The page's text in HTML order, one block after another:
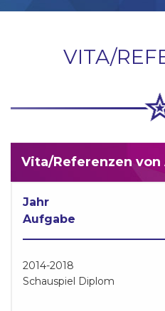
VITA/
Vita/Referenzen von
Jahr
Aufgabe
2014-2018
Schauspiel Diplom